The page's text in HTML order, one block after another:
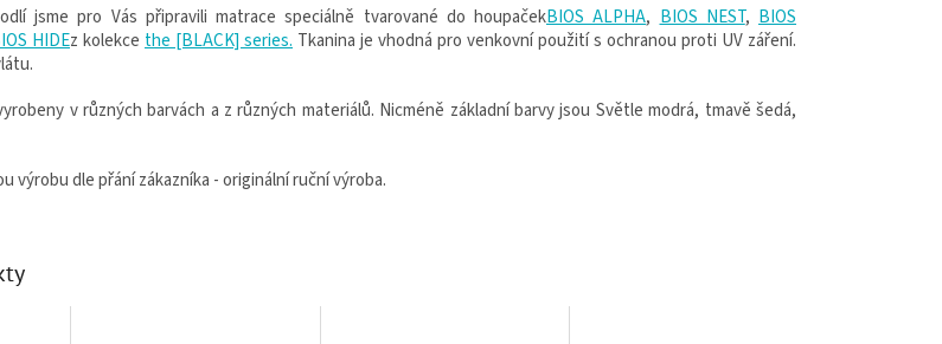
jsme pro Vás připravili matrace speciálně tvarované do houpačekBIOS ALPHA, BIOS NEST, BIOS
HIDEz kolekce the [BLACK] series. Tkanina je vhodná pro venkovní použití s ochranou proti UV záření.
v různých barvách a z různých materiálů. Nicméně základní barvy jsou Světle modrá, tmavě šedá,
výrobu dle přání zákazníka - originální ruční výroba.